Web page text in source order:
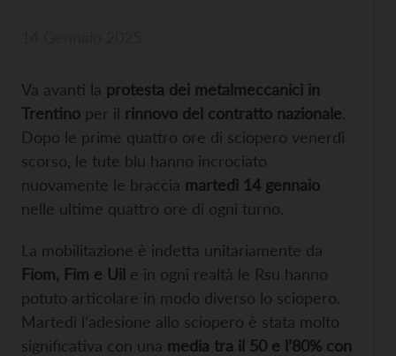
Va avanti la protesta dei metalmeccanici in
Trentino per il rinnovo del contratto nazionale.
Dopo le prime quattro ore di sciopero venerdì
scorso, le tute blu hanno incrociato
nuovamente le braccia martedì 14 gennaio
nelle ultime quattro ore di ogni turno.
La mobilitazione è indetta unitariamente da
Fiom, Fim e Uil e in ogni realtà le Rsu hanno
potuto articolare in modo diverso lo sciopero.
Martedì l’adesione allo sciopero è stata molto
significativa con una media tra il 50 e l’80% con